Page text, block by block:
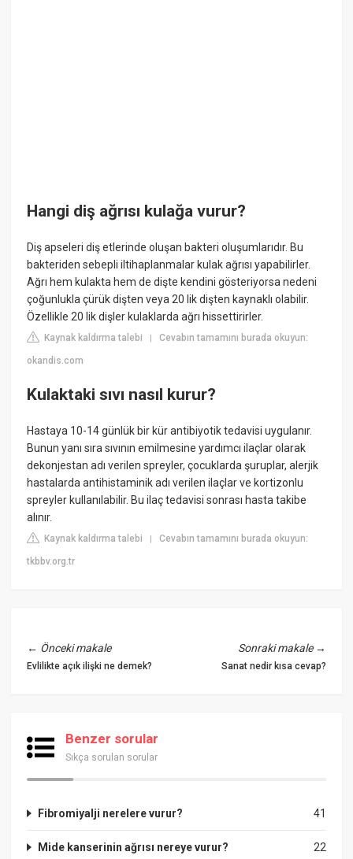
Hangi diş ağrısı kulağa vurur?
Diş apseleri diş etlerinde oluşan bakteri oluşumlarıdır. Bu
bakteriden sebepli iltihaplanmalar kulak ağrısı yapabilirler.
Ağrı hem kulakta hem de dişte kendini gösteriyorsa nedeni
çoğunlukla çürük dişten veya 20 lik dişten kaynaklı olabilir.
Özellikle 20 lik dişler kulaklarda ağrı hissettirirler.
Kaynak kaldırma talebi |Cevabın tamamını burada okuyun:
okandis.com
Kulaktaki sıvı nasıl kurur?
Hastaya 10-14 günlük bir kür antibiyotik tedavisi uygulanır.
Bunun yanı sıra sıvının emilmesine yardımcı ilaçlar olarak
dekonjestan adı verilen spreyler, çocuklarda şuruplar, alerjik
hastalarda antihistaminik adı verilen ilaçlar ve kortizonlu
spreyler kullanılabilir. Bu ilaç tedavisi sonrası hasta takibe
alınır.
Kaynak kaldırma talebi |Cevabın tamamını burada okuyun:
tkbbv.org.tr
← Önceki makale
Evlilikte açık ilişki ne demek?
Sonraki makale→
Sanat nedir kısa cevap?
Benzer sorular
Sıkça sorulan sorular
41
Fibromiyalji nerelere vurur?
22
Mide kanserinin ağrısı nereye vurur?